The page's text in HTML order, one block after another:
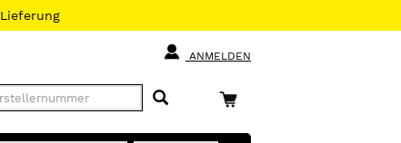
Lieferung
ANMELDEN